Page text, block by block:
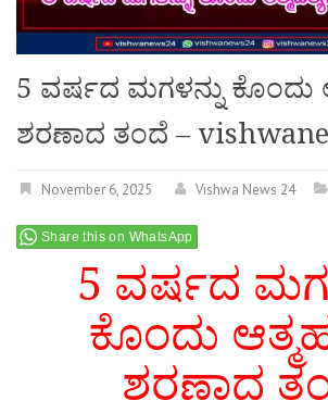
5 ವರ್ಷದ ಮಗಳನ್ನು ಕೊಂದು
ಶರಣಾದ ತಂದೆ –
November 6, 2025 Vishwa News 24
Share this on WhatsApp
5 ವರ್ಷದ
ಕೊಂದು
ಶರಣಾದ